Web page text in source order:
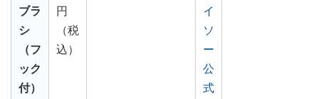
ブラ
シ
（フ
ック
付）
円
（税
込）
イ
ソ
ー
公
式